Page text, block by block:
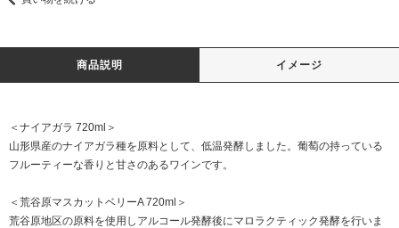
商品説明 イメージ
＜ナイアガラ 720ml＞
山形県産のナイアガラ種を原料として、低温発酵しました。葡萄の持っている
フルーティーな香りと甘さのあるワインです。
＜荒谷原マスカットベリーA 720ml＞
荒谷原地区の原料を使用しアルコール発酵後にマロラクティック発酵を行いま